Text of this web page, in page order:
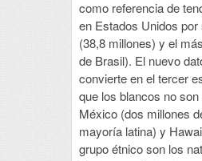
como referencia de
en Estados Unidos
(38,8 millones) y el
de Brasil). El nuevo
convierte en el tercer
que los blancos no
México (dos millones
mayoría latina) y
grupo étnico son los